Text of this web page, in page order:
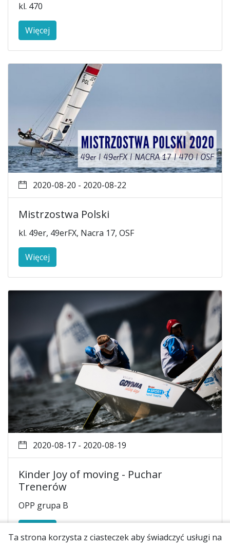
kl. 470
Więcej
2020-08-20 - 2020-08-22
Mistrzostwa Polski
kl. 49er, 49erFX, Nacra 17, OSF
Więcej
2020-08-17 - 2020-08-19
Kinder Joy of moving - Puchar
Trenerów
OPP grupa B
Ta strona korzysta z ciasteczek aby świadczyć usługi na